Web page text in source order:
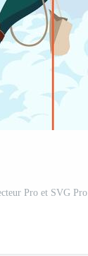
Pro et SVG Pro